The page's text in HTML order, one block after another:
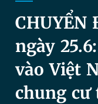
Video
Sản phẩm khác
Tiện ích
CHUYỂN
ngày
vào Việt
chung